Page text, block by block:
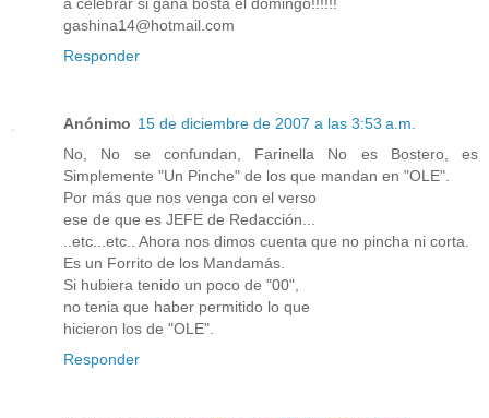
gashina14@hotmail.com
Responder
Anónimo 15 de diciembre de 2007 a las 3:53 a.m.
No, No se confundan, Farinella No es Bostero, es
Simplemente "Un Pinche" de los que mandan en "OLE".
Por más que nos venga con el verso
ese de que es JEFE de Redacción...
..etc...etc.. Ahora nos dimos cuenta que no pincha ni corta.
Es un Forrito de los Mandamás.
Si hubiera tenido un poco de "00",
no tenia que haber permitido lo que
hicieron los de "OLE".
Responder